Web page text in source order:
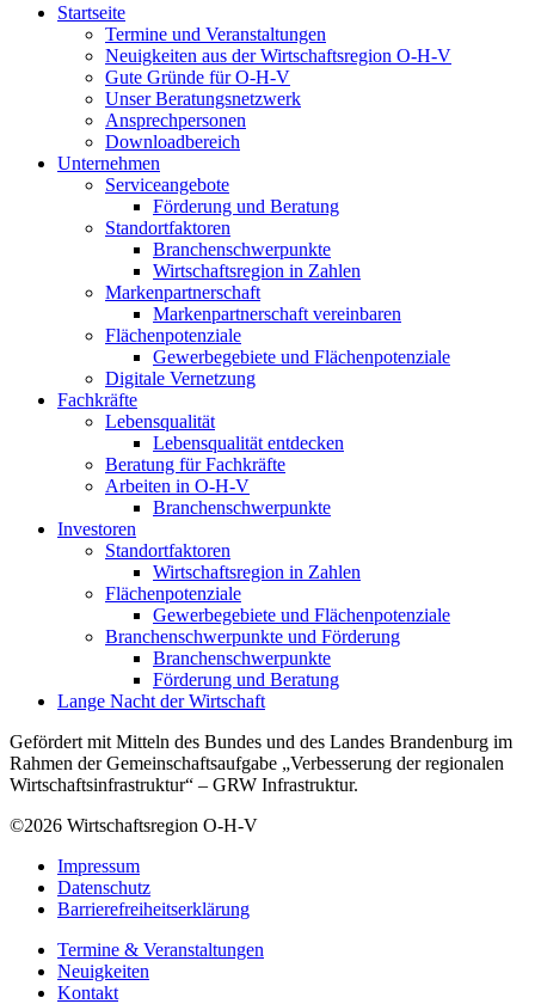
Startseite
Termine und Veranstaltungen
Neuigkeiten aus der Wirtschaftsregion O-H-V
Gute Gründe für O-H-V
Unser Beratungsnetzwerk
Ansprechpersonen
Downloadbereich
Unternehmen
Serviceangebote
Förderung und Beratung
Standortfaktoren
Branchenschwerpunkte
Wirtschaftsregion in Zahlen
Markenpartnerschaft
Markenpartnerschaft vereinbaren
Flächenpotenziale
Gewerbegebiete und Flächenpotenziale
Digitale Vernetzung
Fachkräfte
Lebensqualität
Lebensqualität entdecken
Beratung für Fachkräfte
Arbeiten in O-H-V
Branchenschwerpunkte
Investoren
Standortfaktoren
Wirtschaftsregion in Zahlen
Flächenpotenziale
Gewerbegebiete und Flächenpotenziale
Branchenschwerpunkte und Förderung
Branchenschwerpunkte
Förderung und Beratung
Lange Nacht der Wirtschaft
Gefördert mit Mitteln des Bundes und des Landes Brandenburg im
Rahmen der Gemeinschaftsaufgabe „Verbesserung der regionalen
Wirtschaftsinfrastruktur“ – GRW Infrastruktur.
©2026 Wirtschaftsregion O-H-V
Impressum
Datenschutz
Barrierefreiheitserklärung
Termine & Veranstaltungen
Neuigkeiten
Kontakt